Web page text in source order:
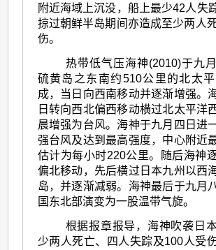
附近海域上沉没，船上最少42人失
掠过朝鲜半岛期间亦造成至少两人
伤。
热带低气压海神(2010)于九
硫黄岛之东南约510公里的北太
成，当日向西南移动并逐渐增强。
日转向西北偏西移动横过北太平洋
晨增强为台风。海神于九月四日进
强台风及达到最高强度，中心附近
估计为每小时220公里。随后海神
偏北移动，先后横过日本九州以西
岛，并逐渐减弱。海神最后于九月
国东北部演变为一股温带气旋。
根据报章报导，海神吹袭日
少两人死亡、四人失踪及100人受